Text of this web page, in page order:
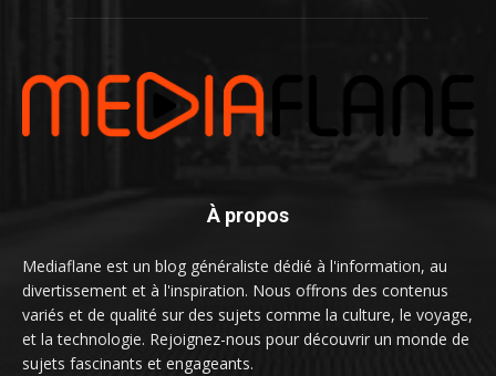
À propos
Mediaflane est un blog généraliste dédié à l'information, au
divertissement et à l'inspiration. Nous offrons des contenus
variés et de qualité sur des sujets comme la culture, le voyage,
et la technologie. Rejoignez-nous pour découvrir un monde de
sujets fascinants et engageants.